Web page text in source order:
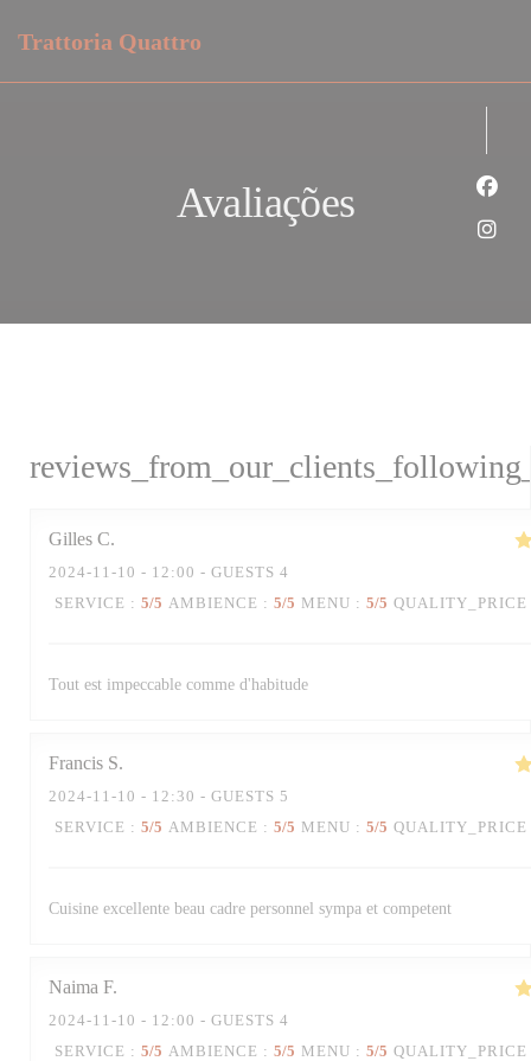
Trattoria Quattro
Avaliações
Gilles C
2024-11-10 - 12:00 - GUESTS 4
SERVICE : 5/5 AMBIENCE : 5/5 MENU : 5/5 QUALITY_PRICE
Tout est impeccable comme d'habitude
Francis S
2024-11-10 - 12:30 - GUESTS 5
SERVICE : 5/5 AMBIENCE : 5/5 MENU : 5/5 QUALITY_PRICE
Cuisine excellente beau cadre personnel sympa et competent
Naima F
2024-11-10 - 12:00 - GUESTS 4
SERVICE : 5/5 AMBIENCE : 5/5 MENU : 5/5 QUALITY_PRICE